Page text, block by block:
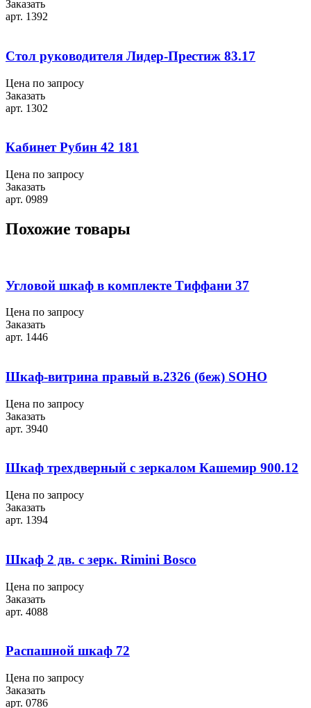
Заказать
арт. 1392
Стол руководителя Лидер-Престиж 83.17
Цена по запросу
Заказать
арт. 1302
Кабинет Рубин 42 181
Цена по запросу
Заказать
арт. 0989
Похожие товары
Угловой шкаф в комплекте Тиффани 37
Цена по запросу
Заказать
арт. 1446
Шкаф-витрина правый в.2326 (беж) SOHO
Цена по запросу
Заказать
арт. 3940
Шкаф трехдверный с зеркалом Кашемир 900.12
Цена по запросу
Заказать
арт. 1394
Шкаф 2 дв. с зерк. Rimini Bosco
Цена по запросу
Заказать
арт. 4088
Распашной шкаф 72
Цена по запросу
Заказать
арт. 0786